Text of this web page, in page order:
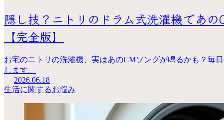
隠し技？ニトリのドラム式洗濯機であ
【完全版】
お宅のニトリの洗濯機、実はあのCMソングが鳴るかも？毎
します。
2026.06.18
生活に関するお悩み